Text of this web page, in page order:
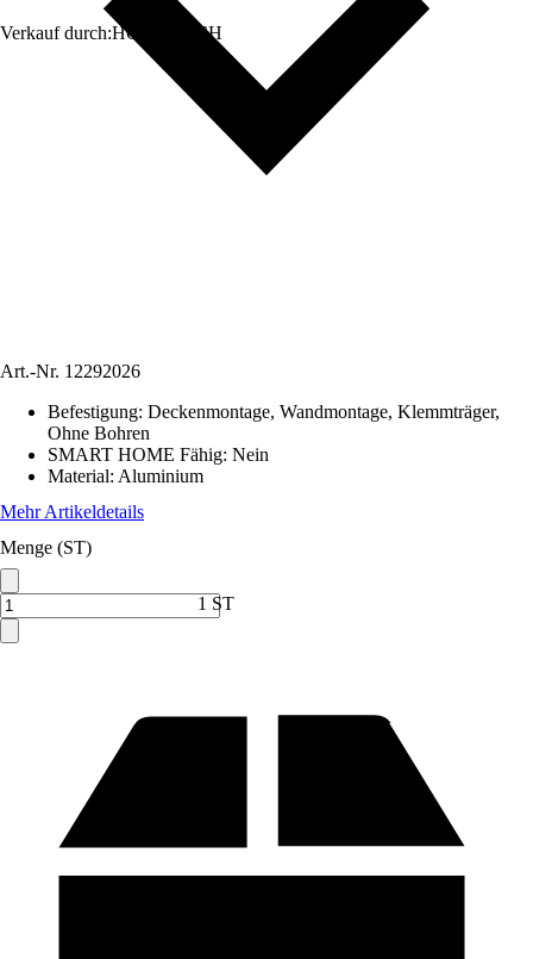
Verkauf durch:HORNBACH
Art.-Nr. 12292026
Befestigung: Deckenmontage, Wandmontage, Klemmträger,
Ohne Bohren
SMART HOME Fähig: Nein
Material: Aluminium
Mehr Artikeldetails
Menge (ST)
1 ST